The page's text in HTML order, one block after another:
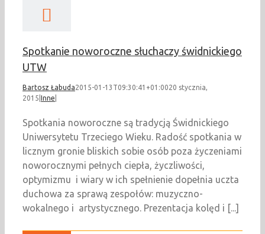
Spotkanie noworoczne słuchaczy świdnickiego
UTW
Bartosz Łabuda2015-01-13T09:30:41+01:0020 stycznia,
2015 Inne
Spotkania noworoczne są tradycją Świdnickiego
Uniwersytetu Trzeciego Wieku. Radość spotkania w
licznym gronie bliskich sobie osób poza życzeniami
noworocznymi pełnych ciepła, życzliwości,
optymizmu i wiary w ich spełnienie dopełnia uczta
duchowa za sprawą zespołów: muzyczno-
wokalnego i artystycznego. Prezentacja kolęd i [...]